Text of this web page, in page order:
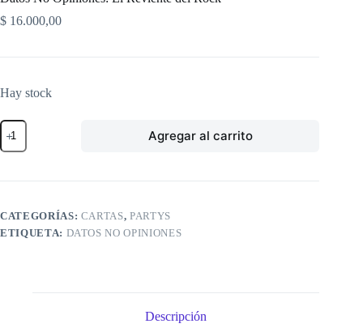
$ 16.000,00
Hay stock
Datos
No
Opiniones:
Reviente
cantidad
Agregar al carrito
CATEGORÍAS: CARTAS,PARTYS
ETIQUETA: DATOS NO OPINIONES
Descripción